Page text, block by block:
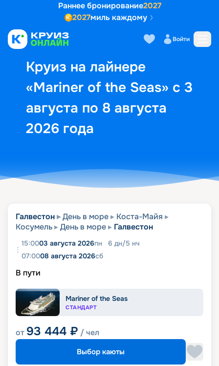
Раннее бронирование2027
2027миль каждому
Войти
Круиз на лайнере
«Mariner of the Seas» с 3
августа по 8 августа
2026 года
Выбор кают Маршрут и
Галвестон День в море
Коста-Майя
Косумель
День в море Галвестон
15:0003 августа 2026пн 6 дн/5 нч
07:0008 августа 2026сб
В пути
Mariner of the Seas
СТАНДАРТ
от 93 444 ₽ / чел
Выбор каюты